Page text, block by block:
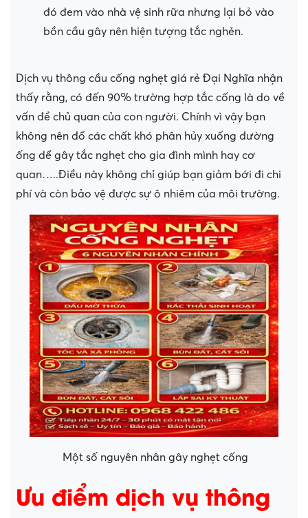
đó đem vào nhà vệ sinh rữa nhưng lại bỏ vào
bồn cầu gây nên hiện tượng tắc nghẻn.
Dịch vụ thông cầu cống nghẹt giá rẻ Đại Nghĩa nhận
thấy rằng, có đến 90% trường hợp tắc cống là do về
vấn đề chủ quan của con người. Chính vì vậy bạn
không nên đổ các chất khó phân hủy xuống đường
ống dể gây tắc nghẹt cho gia đình mình hay cơ
quan…..Điều này không chỉ giúp bạn giảm bới đi chi
phí và còn bảo vệ được sự ô nhiêm của môi trường.
Một số nguyên nhân gây nghẹt cống
Ưu điểm dịch vụ thông